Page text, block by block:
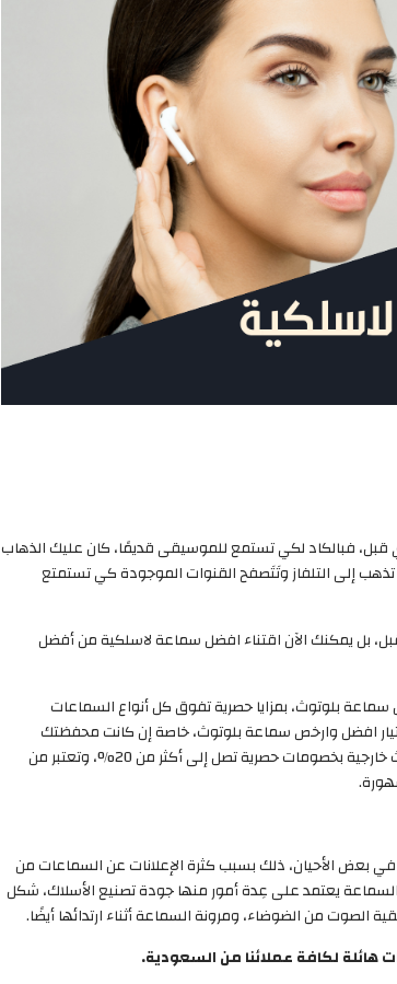
فبالكاد لكي تستمع للموسيقى قديمًا، كان عليك الذهاب
إلى التلفاز وتَتَصفح القنوات الموجودة كي تستمتع
بل يمكنك الآن اقتناء افضل سماعة لاسلكية من أفضل
بلوتوث، بمزايا حصرية تفوق كل أنواع السماعات
افضل وارخص سماعة بلوتوث، خاصة إن كانت محفظتك
المالية صغيرة. و لذلك سأقترح عليك أفضل سماعات بلوتوث خارجية بخصومات حصرية تصل إلى أكثر من 20%، وتعتبر من
بعض الأحيان، ذلك بسبب كثرة الإعلانات عن السماعات من
يعتمد على عِدة أمور منها جودة تصنيع الأسلاك، شكل
الصوت من الضوضاء، ومرونة السماعة أثناء ارتدائها أيضًا.
لكافة عملائنا من السعودية.